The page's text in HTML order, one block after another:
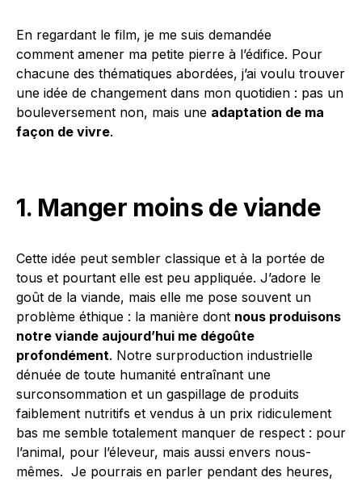
En regardant le film, je me suis demandée
comment amener ma petite pierre à l’édifice. Pour
chacune des thématiques abordées, j’ai voulu trouver
une idée de changement dans mon quotidien : pas un
bouleversement non, mais une adaptation de ma
façon de vivre.
1. Manger moins de viande
Cette idée peut sembler classique et à la portée de
tous et pourtant elle est peu appliquée. J’adore le
goût de la viande, mais elle me pose souvent un
problème éthique : la manière dont nous produisons
notre viande aujourd’hui me dégoûte
profondément. Notre surproduction industrielle
dénuée de toute humanité entraînant une
surconsommation et un gaspillage de produits
faiblement nutritifs et vendus à un prix ridiculement
bas me semble totalement manquer de respect : pour
l’animal, pour l’éleveur, mais aussi envers nous-
mêmes. Je pourrais en parler pendant des heures,